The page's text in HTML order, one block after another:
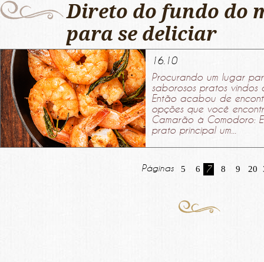
Direto do fundo do
para se deliciar
16.10
Procurando um lugar
saborosos pratos
Então acabou de
opções que você
Camarão à Comodoro:
prato principal um...
Páginas 5 6 7 8 9 20